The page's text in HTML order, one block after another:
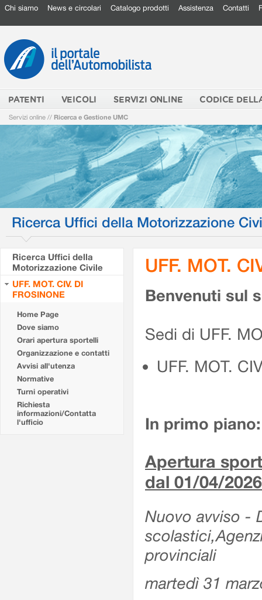
Chi siamo News e circolari Catalogo prodotti Assistenza Contatti
PATENTI VEICOLI SERVIZI ONLINE CODICE
Servizi online // Ricerca e Gestione UMC
Ricerca Uffici della Motorizzazione
Ricerca Uffici della
Motorizzazione Civile
UFF. MOT. CIV. DI
FROSINONE
Home Page
Dove siamo
Orari apertura sportelli
Organizzazione e contatti
Avvisi all'utenza
Normative
Turni operativi
Richiesta
informazioni/Contatta
l'ufficio
UFF. MOT.
Benvenuti sul
Sedi di UFF.
UFF. MOT.
In primo piano:
Apertura
dal 01/04/2026
Nuovo avviso -
provinciali
martedì 31